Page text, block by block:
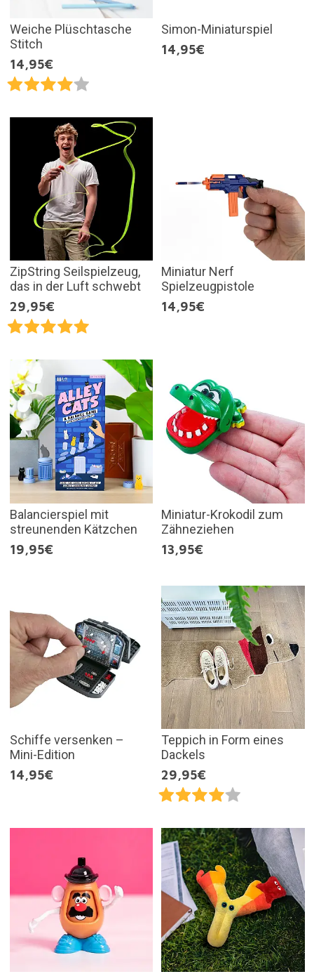
Weiche Plüschtasche
Stitch
14,95€
Simon-Miniaturspiel
14,95€
ZipString Seilspielzeug,
das in der Luft schwebt
29,95€
Miniatur Nerf
Spielzeugpistole
14,95€
Balancierspiel mit
streunenden Kätzchen
19,95€
Miniatur-Krokodil zum
Zähneziehen
13,95€
Schiffe versenken –
Mini-Edition
14,95€
Teppich in Form eines
Dackels
29,95€